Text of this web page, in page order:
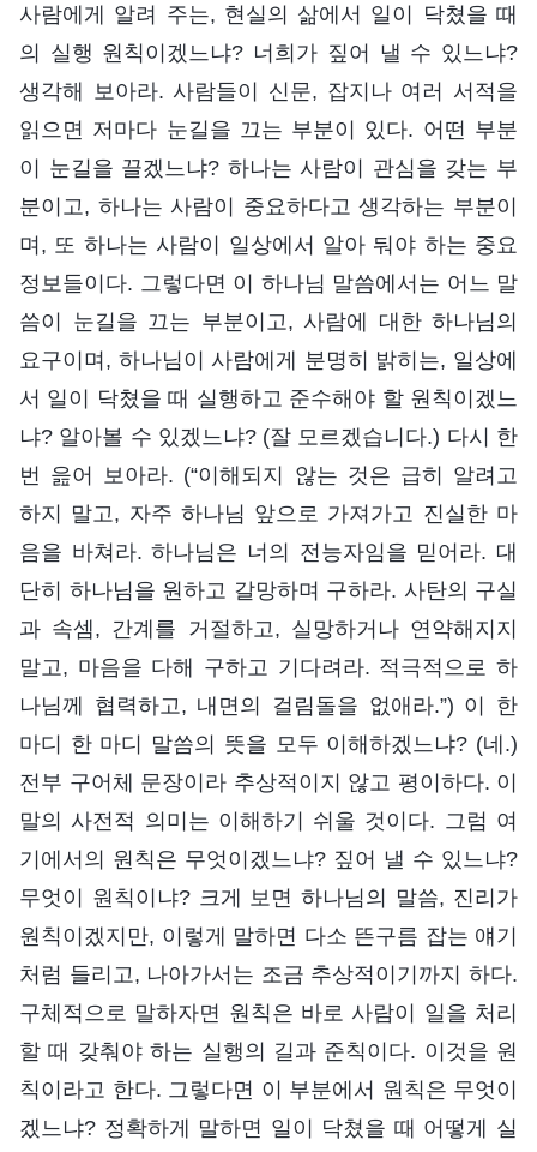
사람에게 알려 주는, 현실의 삶에서 일이 닥쳤을 때
의 실행 원칙이겠느냐? 너희가 짚어 낼 수 있느냐?
생각해 보아라. 사람들이 신문, 잡지나 여러 서적을
읽으면 저마다 눈길을 끄는 부분이 있다. 어떤 부분
이 눈길을 끌겠느냐? 하나는 사람이 관심을 갖는 부
분이고, 하나는 사람이 중요하다고 생각하는 부분이
며, 또 하나는 사람이 일상에서 알아 둬야 하는 중요
정보들이다. 그렇다면 이 하나님 말씀에서는 어느 말
씀이 눈길을 끄는 부분이고, 사람에 대한 하나님의
요구이며, 하나님이 사람에게 분명히 밝히는, 일상에
서 일이 닥쳤을 때 실행하고 준수해야 할 원칙이겠느
냐? 알아볼 수 있겠느냐? (잘 모르겠습니다.) 다시 한
번 읊어 보아라. (“이해되지 않는 것은 급히 알려고
하지 말고, 자주 하나님 앞으로 가져가고 진실한 마
음을 바쳐라. 하나님은 너의 전능자임을 믿어라. 대
단히 하나님을 원하고 갈망하며 구하라. 사탄의 구실
과 속셈, 간계를 거절하고, 실망하거나 연약해지지
말고, 마음을 다해 구하고 기다려라. 적극적으로 하
나님께 협력하고, 내면의 걸림돌을 없애라.”) 이 한
마디 한 마디 말씀의 뜻을 모두 이해하겠느냐? (네.)
전부 구어체 문장이라 추상적이지 않고 평이하다. 이
말의 사전적 의미는 이해하기 쉬울 것이다. 그럼 여
기에서의 원칙은 무엇이겠느냐? 짚어 낼 수 있느냐?
무엇이 원칙이냐? 크게 보면 하나님의 말씀, 진리가
원칙이겠지만, 이렇게 말하면 다소 뜬구름 잡는 얘기
처럼 들리고, 나아가서는 조금 추상적이기까지 하다.
구체적으로 말하자면 원칙은 바로 사람이 일을 처리
할 때 갖춰야 하는 실행의 길과 준칙이다. 이것을 원
칙이라고 한다. 그렇다면 이 부분에서 원칙은 무엇이
겠느냐? 정확하게 말하면 일이 닥쳤을 때 어떻게 실